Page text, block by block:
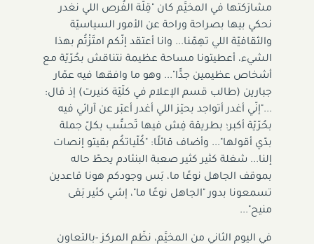
مشارَكتها في المخيَّم كان "قِلّة الفُرص اللي نغدر
نحكي بيها بصراحة وراحة عن الأمور السياسيّة
والثقافيّة اللي تهِمّنا... وانا أعتقد إنّكم امتَزْتُم بهذا
الشيء، أعطيتونا مساحة عظيمة نتناقش بحُرّيّة مع
أشخاص عظيمين جدًّا"... وهو ما وافقها فيه عمّار
جبارين (طالب قسم الإعلام في كلّيّة كنيرت) إذ قال:
..."إنّي أغدر أتواجد بحيّز اللي أغدر أعبّر عن آرائي فيه
بحُرّيّة أكبر؛ بطريقة فِش فيها تَحسُّب بكلّ جملة
بدّي أقولها"... وأضاف قائلًا: "كُلّياتكُم بقيتو إنصات
إلنا... شغلة كثير كثير صعبة البنئادم يحطّ حاله
بموقف الجاهل نوعًا ما، بَس وجودكم هونا قاعدين
تسمعونا بدور "الجاهل نوعًا ما"، إشي كثير بَقى
منيح"...
في اليوم الثاني من المخيَّم، نظّم المركز -بالتعاون